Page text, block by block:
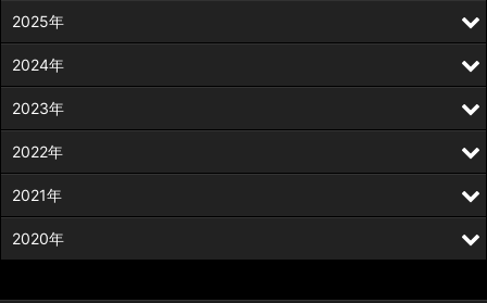
2025年
2024年
2023年
2022年
2021年
2020年